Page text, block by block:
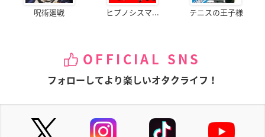
呪術廻戦 ヒプノシスマ... テニスの王子様
OFFICIAL SNS
フォローしてより楽しいオタクライフ！